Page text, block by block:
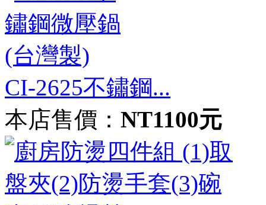
CI-2625不鏽鋼...
本店售價： NT1100元